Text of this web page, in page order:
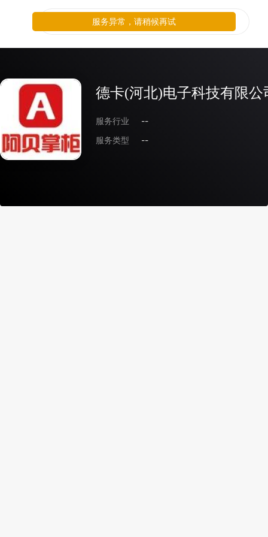
德卡(河北)电子科技有限公
服务行业
--
服务类型
--
服务异常，请稍候再试